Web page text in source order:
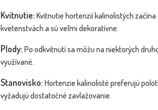
Kvitnutie: Kvitnutie hortenzií kalinolistých
kvetenstvách a sú veľmi dekoratívne.
Plody: Po odkvitnutí sa môžu na niektorých
využívané.
Stanovisko: Hortenzie kalinolisté preferujú
vyžadujú dostatočné zavlažovanie.